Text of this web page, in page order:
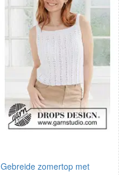
Gebreide zomertop met